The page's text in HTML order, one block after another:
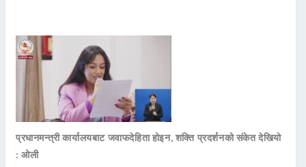
प्रधानमन्त्री कार्यालयबाट जवाफदेहिता होइन, शक्ति प्रदर्शनको संकेत देखियो
: ओली